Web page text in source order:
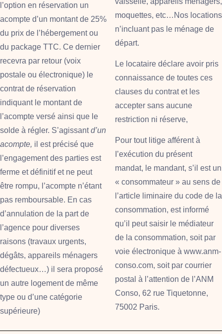
l’option en réservation un
acompte d’un montant de 25%
du prix de l’hébergement ou
du package TTC. Ce dernier
recevra par retour (voix
postale ou électronique) le
contrat de réservation
indiquant le montant de
l’acompte versé ainsi que le
solde à régler. S’agissantd’un
acompte, il est précisé que
l’engagement des parties est
ferme et définitif et ne peut
être rompu, l’acompte n’étant
pas remboursable. En cas
d’annulation de la part de
l’agence pour diverses
raisons (travaux urgents,
dégâts, appareils ménagers
défectueux…) il sera proposé
un autre logement de même
type ou d’une catégorie
supérieure)
moquettes, etc…Nos locations
n’incluant pas le ménage de
départ.
Le locataire déclare avoir pris
connaissance de toutes ces
clauses du contrat et les
accepter sans aucune
restriction ni réserve,
Pour tout litige afférent à
I’exécution du présent
mandat, le mandant, s’il est un
« consommateur » au sens de
l’article liminaire du code de la
consommation, est informé
qu’il peut saisir le médiateur
de la consommation, soit par
voie électronique à www.anm-
conso.com, soit par courrier
postal à l’attention de l’ANM
Conso, 62 rue Tiquetonne,
75002 Paris.